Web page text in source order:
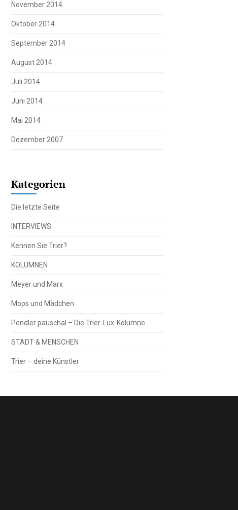
November 2014
Oktober 2014
September 2014
August 2014
Juli 2014
Juni 2014
Mai 2014
Dezember 2007
Kategorien
Die letzte Seite
INTERVIEWS
Kennen Sie Trier?
KOLUMNEN
Meyer und Marx
Mops und Mädchen
Pendler pauschal – Die Trier-Lux-Kolumne
STADT & MENSCHEN
Trier – deine Künstler